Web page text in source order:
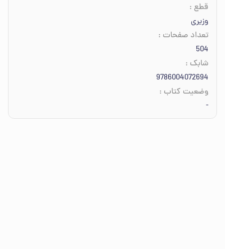
قطع :
وزیری
تعداد صفحات :
504
شابک :
9786004072694
وضعیت کتاب :
-